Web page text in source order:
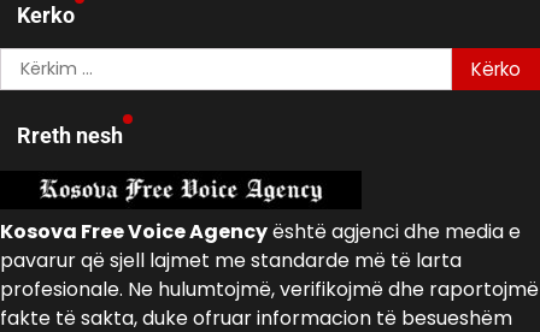
Kerko
Kërko
për:
Rreth nesh
Kosova Free Voice Agencyështë agjenci dhe media e
pavarur që sjell lajmet me standarde më të larta
profesionale. Ne hulumtojmë, verifikojmë dhe raportojmë
fakte të sakta, duke ofruar informacion të besueshëm